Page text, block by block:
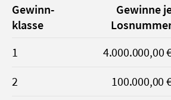
Gewinn­
klasse
Gewinne
1 4.000.000,00
2
100.000,00